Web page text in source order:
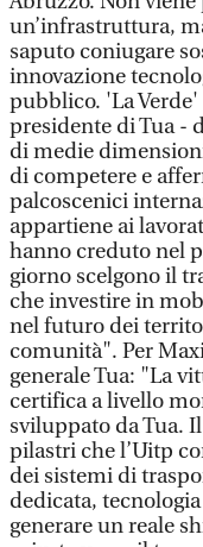
un’infrastruttura,
saputo coniugare
innovazione
pubblico. 'La Verde'
presidente di Tua -
di medie
di competere e
palcoscenici
appartiene ai
hanno creduto nel
giorno scelgono il
che investire in
nel futuro dei
comunità". Per
generale Tua: "La
certifica a livello
sviluppato da Tua.
pilastri che l’Uitp
dei sistemi di
dedicata,
generare un reale